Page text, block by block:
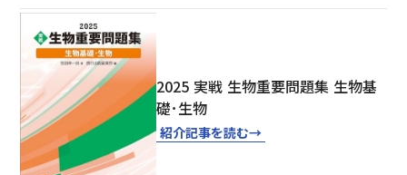
2025 実戦 生物重要問題集 生物基
礎･生物
紹介記事を読む→